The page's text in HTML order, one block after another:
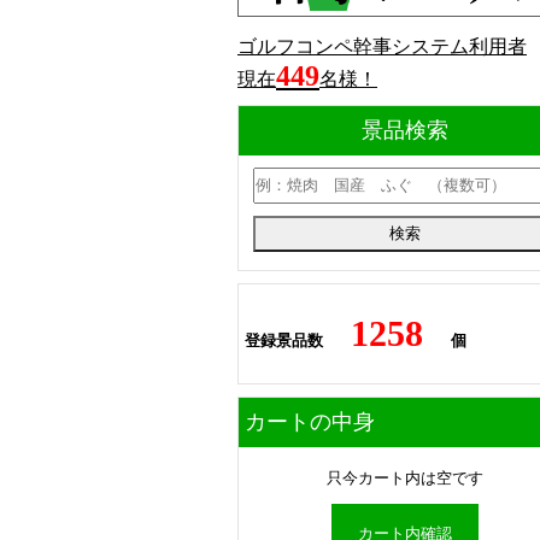
ゴルフコンペ幹事システム利用者
現在449名様！
景品検索
登録景品数 1258 個
カートの中身
只今カート内は空です
カート内確認